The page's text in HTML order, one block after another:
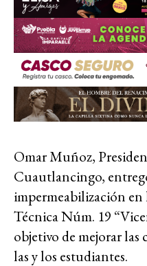
Omar Muñoz,
Cuautlancingo,
impermeabilización en
Técnica Núm. 19
objetivo de mejorar las
las y los estudiantes.